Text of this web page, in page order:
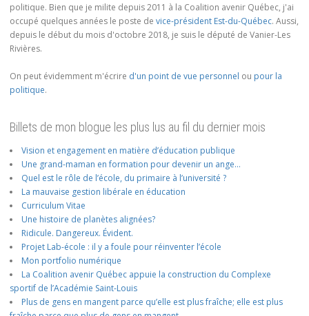
politique. Bien que je milite depuis 2011 à la Coalition avenir Québec, j'ai
occupé quelques années le poste de vice-président Est-du-Québec. Aussi,
depuis le début du mois d'octobre 2018, je suis le député de Vanier-Les
Rivières.
On peut évidemment m'écrire d'un point de vue personnel ou pour la
politique.
Billets de mon blogue les plus lus au fil du dernier mois
Vision et engagement en matière d’éducation publique
Une grand-maman en formation pour devenir un ange…
Quel est le rôle de l’école, du primaire à l’université ?
La mauvaise gestion libérale en éducation
Curriculum Vitae
Une histoire de planètes alignées?
Ridicule. Dangereux. Évident.
Projet Lab-école : il y a foule pour réinventer l’école
Mon portfolio numérique
La Coalition avenir Québec appuie la construction du Complexe
sportif de l’Académie Saint-Louis
Plus de gens en mangent parce qu’elle est plus fraîche; elle est plus